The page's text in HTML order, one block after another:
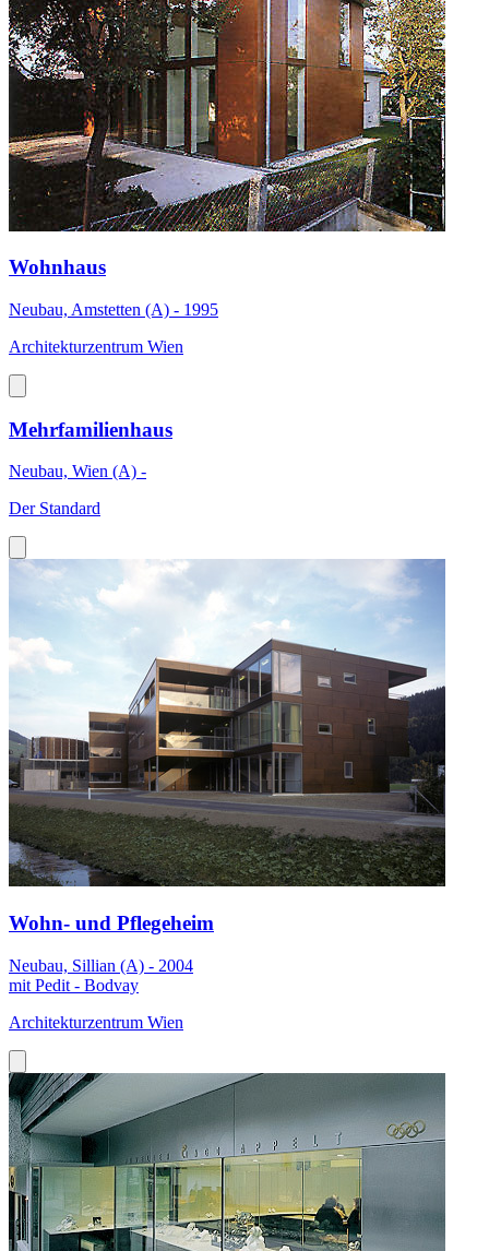
Wohnhaus
Neubau, Amstetten (A) - 1995
Architekturzentrum Wien
Mehrfamilienhaus
Neubau, Wien (A) -
Der Standard
Wohn- und Pflegeheim
Neubau, Sillian (A) - 2004
mit Pedit - Bodvay
Architekturzentrum Wien